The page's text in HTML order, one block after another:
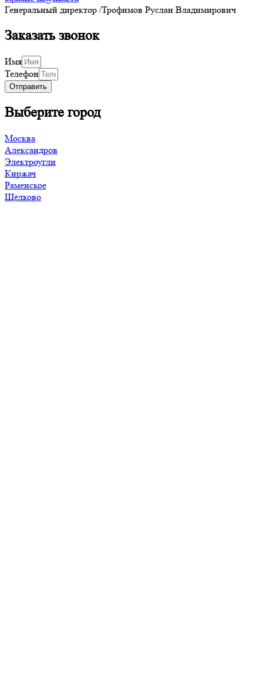
Генеральный директор /Трофимов Руслан Владимирович
Заказать звонок
Имя
Телефон
Отправить
Выберите город
Москва
Александров
Электроугли
Киржач
Раменское
Щёлково